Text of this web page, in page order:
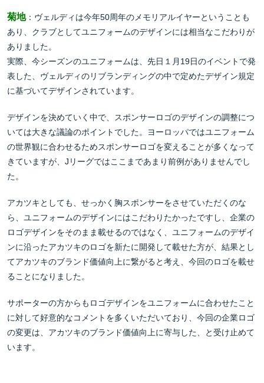
菊地：ヴェルディは今年50周年のメモリアルイヤーということも
あり、クラブとしてユニフォームのデザインには相当なこだわりが
ありました。
実際、今シーズンのユニフォームは、先日１月19日のイベントで発
表した、ヴェルディのリブランディングの中で定めたデザイン規定
に基づいてデザインされています。
デザインを決めていく中で、スポンサーロゴのデザインの調整につ
いては大きな議論のポイントでした。ヨーロッパではユニフォーム
の世界観に合わせるためスポンサーロゴを変えることが多くなって
きていますが、Jリーグではここまであまり前例がありませんでし
た。
アカツキとしても、せっかく胸スポンサーをさせていただくのな
ら、ユニフォームのデザインにはこだわりたかったですし、企業の
ロゴデザインをそのまま載せるのではなく、ユニフォームのデザイ
ンに沿ったアカツキのロゴを新たに開発して載せた方が、結果とし
てアカツキのブランド価値向上に繋がると考え、今回のロゴを載せ
ることになりました。
サポーターの方からもロゴデザインをユニフォームに合わせたこと
に対して好意的なコメントを多くいただいており、今回の企業ロゴ
の変更は、アカツキのブランド価値向上に寄与した、と受け止めて
います。